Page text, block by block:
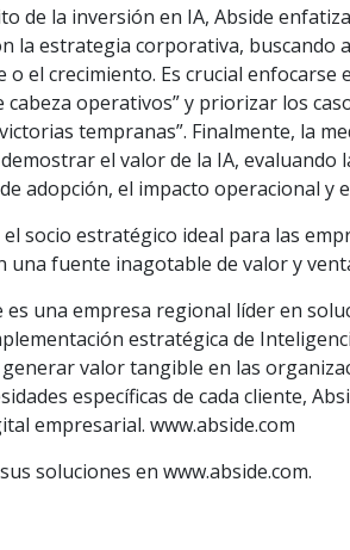
de la inversión en IA, Abside
la estrategia corporativa, buscando
el crecimiento. Es crucial enfocarse
cabeza operativos” y priorizar los
tempranas”. Finalmente, la
el valor de la IA, evaluando
adopción, el impacto operacional y
socio estratégico ideal para las
fuente inagotable de valor y
es una empresa regional líder en
estratégica de
valor tangible en las
específicas de cada cliente,
empresarial. www.abside.com
soluciones en www.abside.com.